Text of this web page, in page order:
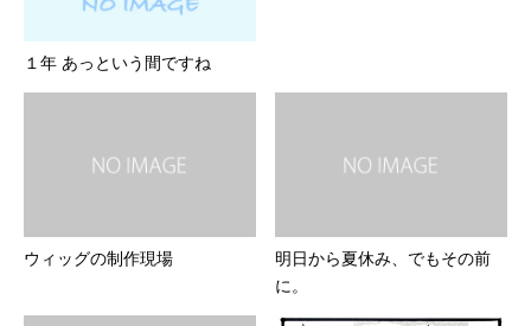
１年 あっという間ですね
ウィッグの制作現場
明日から夏休み、でもその前
に。